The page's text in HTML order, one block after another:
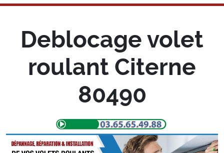
Deblocage volet
roulant Citerne
80490